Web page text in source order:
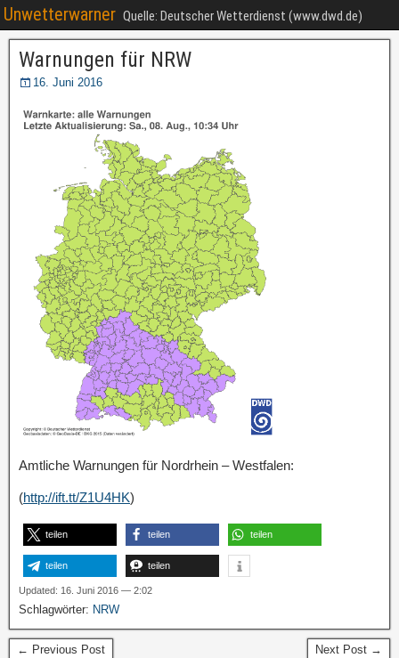
Unwetterwarner Quelle: Deutscher Wetterdienst (www.dwd.de)
Warnungen für NRW
16. Juni 2016
Amtliche Warnungen für Nordrhein – Westfalen:
(http://ift.tt/Z1U4HK)
teilen teilen teilen
teilen teilen
Updated: 16. Juni 2016 — 2:02
Schlagwörter: NRW
← Previous Post Next Post →